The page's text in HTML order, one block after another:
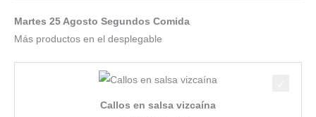
Martes 25 Agosto Segundos Comida
Más productos en el desplegable
Callos en salsa vizcaína
salsa